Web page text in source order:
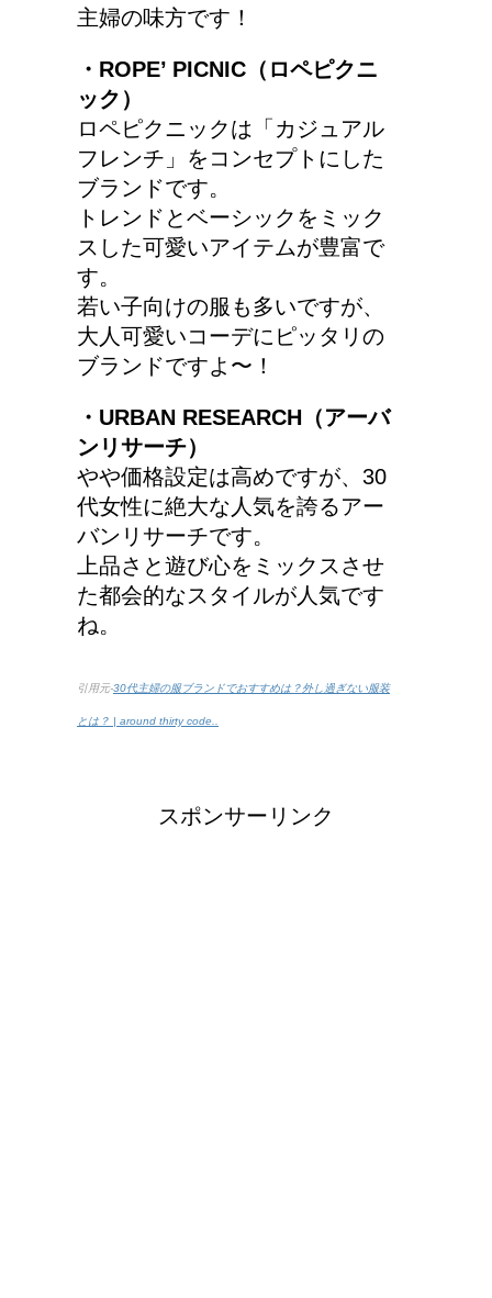
労災保険の請求で病院が
2か所の場合はどうなる
の？
主婦の味方です！
・ROPE’ PICNIC（ロペピクニ
ック）
ロペピクニックは「カジュアル
フレンチ」をコンセプトにした
ブランドです。
トレンドとベーシックをミック
スした可愛いアイテムが豊富で
す。
若い子向けの服も多いですが、
大人可愛いコーデにピッタリの
ブランドですよ〜！
・URBAN RESEARCH（アーバ
ンリサーチ）
やや価格設定は高めですが、30
代女性に絶大な人気を誇るアー
バンリサーチです。
上品さと遊び心をミックスさせ
た都会的なスタイルが人気です
ね。
引用元-30代主婦の服ブランドでおすすめは？外し過ぎない服装
とは？ | around thirty code..
スポンサーリンク